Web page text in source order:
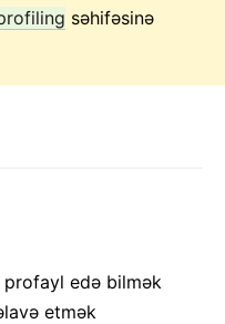
səhifəsinə
profayl edə bilmək
etmək